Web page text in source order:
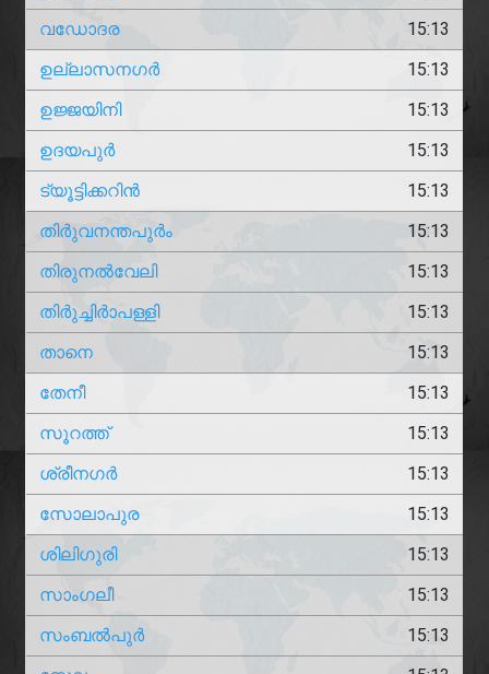
വഡോദര
15:13
ഉല്ലാസനഗർ
15:13
ഉജ്ജയിനി
15:13
ഉദയപുർ
15:13
ട്യൂട്ടിക്കറിൻ
15:13
തിർുവനന്തപുർം
15:13
തിരുനൽവേലി
15:13
തിർുച്ചിർാപള്ളി
15:13
താനെ
15:13
തേനീ
15:13
സൂറത്ത്
15:13
ശ്രീനഗർ
15:13
സോലാപുര
15:13
ശിലിഗുരി
15:13
സാംഗലീ
15:13
സംബൽപുർ
15:13